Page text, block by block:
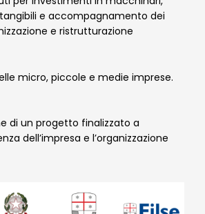
e accompagnamento dei
e ristrutturazione
micro, piccole e medie imprese.
di un progetto finalizzato a
dell’impresa e l’organizzazione